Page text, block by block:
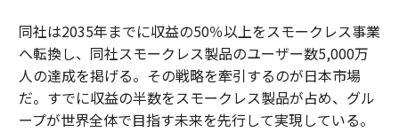
同社は2035年までに収益の50％以上をスモークレス事業
へ転換し、同社スモークレス製品のユーザー数5,000万
人の達成を掲げる。その戦略を牽引するのが日本市場
だ。すでに収益の半数をスモークレス製品が占め、グル
ープが世界全体で目指す未来を先行して実現している。